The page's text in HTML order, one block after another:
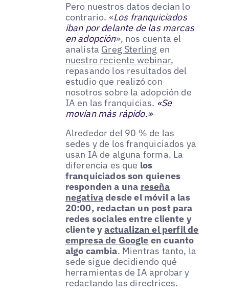
Pero nuestros datos decían lo
contrario. «Los franquiciados
iban por delante de las marcas
en adopción», nos cuenta el
analista Greg Sterling en
nuestro reciente webinar,
repasando los resultados del
estudio que realizó con
nosotros sobre la adopción de
IA en las franquicias. «Se
movían más rápido.»
Alrededor del 90 % de las
sedes y de los franquiciados ya
usan IA de alguna forma. La
diferencia es que los
franquiciados son quienes
responden a una reseña
negativadesde el móvil a las
20:00, redactan un post para
redes sociales entre cliente y
cliente yactualizan el perfil de
empresa de Google en cuanto
algo cambia. Mientras tanto, la
sede sigue decidiendo qué
herramientas de IA aprobar y
redactando las directrices.